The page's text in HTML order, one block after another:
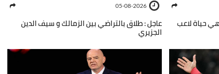
حياة لاعب
05-08-2026
عاجل : طلاق بالتراضي بين الزمالك و سيف الدين
الجزيري